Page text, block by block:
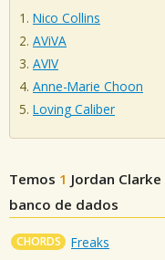
Nico Collins
AViVA
AVIV
Anne-Marie Choon
Loving Caliber
Temos 1 Jordan Clarke
banco de dados
CHORDS Freaks